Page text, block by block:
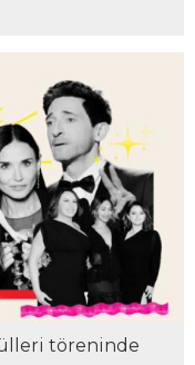
töreninde